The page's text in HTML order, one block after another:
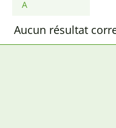
Aucun résultat